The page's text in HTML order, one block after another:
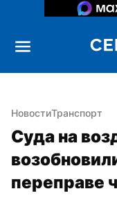
НовостиТранспорт
Суда на
переправе